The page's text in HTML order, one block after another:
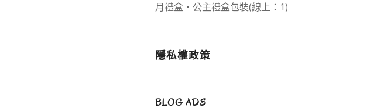
月禮盒‧公主禮盒包裝(線上：1)
隱私權政策
BLOG ADS